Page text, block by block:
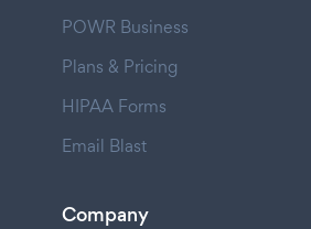
POWR Business
Plans & Pricing
HIPAA Forms
Email Blast
Company